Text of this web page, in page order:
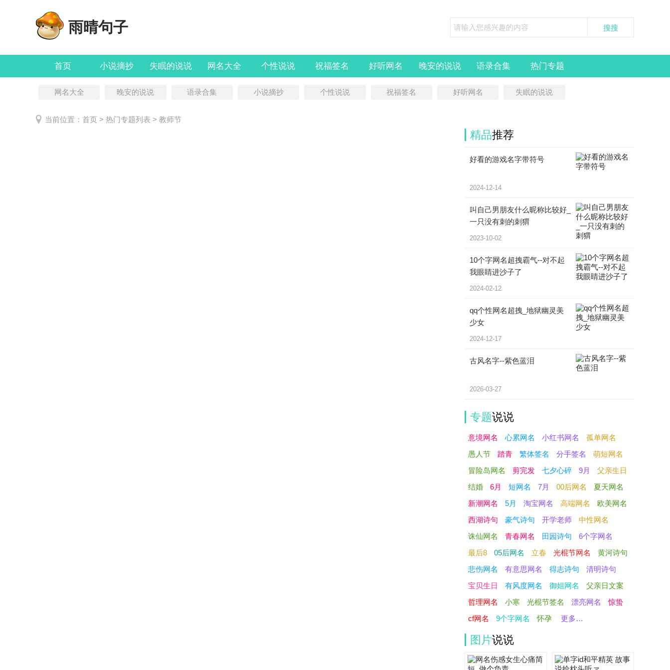
雨晴句子
首页 小说摘抄 失眠的说说 网名大全 个性说说 祝福签名 好听网名 晚安的说说 语录合集 热门专题
网名大全 晚安的说说 语录合集 小说摘抄 个性说说 祝福签名 好听网名 失眠的说说
当前位置： 首页 > 热门专题列表 > 教师节
精品推荐
好看的游戏名字带符号
2024-12-14
叫自己男朋友什么昵称比较好_
一只没有刺的刺猬
2023-10-02
10个字网名超拽霸气--对不起
我眼睛进沙子了
2024-02-12
qq个性网名超拽_地狱幽灵美
少女
2024-12-17
古风名字--紫色蓝泪
2026-03-27
专题说说
意境网名 心累网名 小红书网名
孤单网名
愚人节
踏青 繁体签名 分手签名
萌短网名
冒险岛网名
剪完发 七夕心碎 9月
父亲生日
结婚
6月 短网名 7月 00后网名
夏天网名
新潮网名
5月 淘宝网名 高端网名
欧美网名
西湖诗句
豪气诗句 开学老师
中性网名
诛仙网名
青春网名 田园诗句
6个字网名
最后8
05后网名 立春 光棍节网名
黄河诗句
悲伤网名
有意思网名 得志诗句
清明诗句
宝贝生日
有风度网名 御姐网名
父亲日文案
哲理网名
小寒 光棍节签名 漂亮网名
惊蛰
cf网名
9个字网名 怀孕 更多…
图片说说